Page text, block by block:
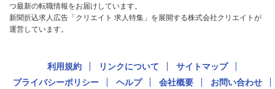
つ最新の転職情報をお届けしています。
新聞折込求人広告「クリエイト 求人特集」を展開する株式会社クリエイトが
運営しています。
利用規約 リンクについて
サイトマップ
プライバシーポリシー
ヘルプ 会社概要 お問い合わせ